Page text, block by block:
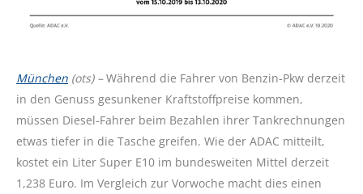
München (ots) –Während die Fahrer von Benzin-Pkw derzeit
in den Genuss gesunkener Kraftstoffpreise kommen,
müssen Diesel-Fahrer beim Bezahlen ihrer Tankrechnungen
etwas tiefer in die Tasche greifen. Wie der ADAC mitteilt,
kostet ein Liter Super E10 im bundesweiten Mittel derzeit
1,238 Euro. Im Vergleich zur Vorwoche macht dies einen